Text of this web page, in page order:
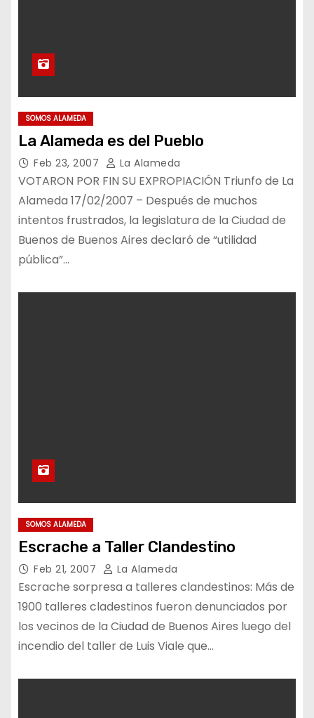
SOMOS ALAMEDA
La Alameda es del Pueblo
Feb 23, 2007 La Alameda
VOTARON POR FIN SU EXPROPIACIÓN Triunfo de La
Alameda 17/02/2007 – Después de muchos
intentos frustrados, la legislatura de la Ciudad de
Buenos de Buenos Aires declaró de “utilidad
pública”…
SOMOS ALAMEDA
Escrache a Taller Clandestino
Feb 21, 2007 La Alameda
Escrache sorpresa a talleres clandestinos: Más de
1900 talleres cladestinos fueron denunciados por
los vecinos de la Ciudad de Buenos Aires luego del
incendio del taller de Luis Viale que…